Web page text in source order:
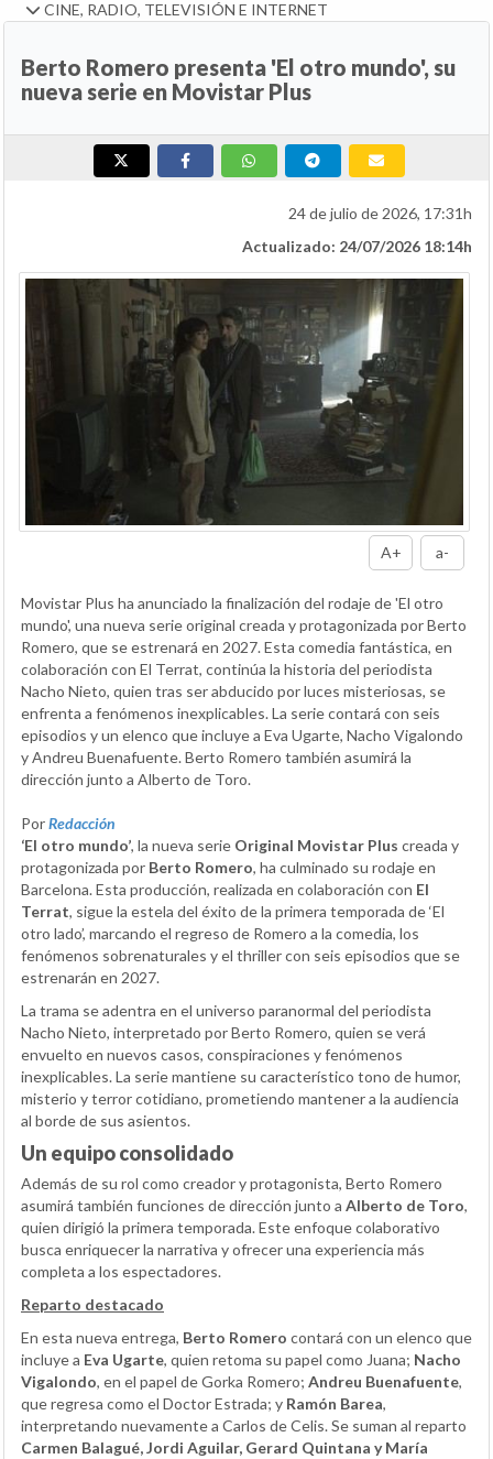
CINE, RADIO, TELEVISIÓN E INTERNET
Berto Romero presenta 'El otro mundo', su
nueva serie en Movistar Plus
24 de julio de 2026, 17:31h
Actualizado: 24/07/2026 18:14h
A+ a-
Movistar Plus ha anunciado la finalización del rodaje de 'El otro
mundo', una nueva serie original creada y protagonizada por Berto
Romero, que se estrenará en 2027. Esta comedia fantástica, en
colaboración con El Terrat, continúa la historia del periodista
Nacho Nieto, quien tras ser abducido por luces misteriosas, se
enfrenta a fenómenos inexplicables. La serie contará con seis
episodios y un elenco que incluye a Eva Ugarte, Nacho Vigalondo
y Andreu Buenafuente. Berto Romero también asumirá la
dirección junto a Alberto de Toro.
PorRedacción
‘El otro mundo’, la nueva serie Original Movistar Plus creada y
protagonizada por Berto Romero, ha culminado su rodaje en
Barcelona. Esta producción, realizada en colaboración con El
Terrat, sigue la estela del éxito de la primera temporada de ‘El
otro lado’, marcando el regreso de Romero a la comedia, los
fenómenos sobrenaturales y el thriller con seis episodios que se
estrenarán en 2027.
La trama se adentra en el universo paranormal del periodista
Nacho Nieto, interpretado por Berto Romero, quien se verá
envuelto en nuevos casos, conspiraciones y fenómenos
inexplicables. La serie mantiene su característico tono de humor,
misterio y terror cotidiano, prometiendo mantener a la audiencia
al borde de sus asientos.
Un equipo consolidado
Además de su rol como creador y protagonista, Berto Romero
asumirá también funciones de dirección junto a Alberto de Toro,
quien dirigió la primera temporada. Este enfoque colaborativo
busca enriquecer la narrativa y ofrecer una experiencia más
completa a los espectadores.
Reparto destacado
En esta nueva entrega, Berto Romero contará con un elenco que
incluye a Eva Ugarte, quien retoma su papel como Juana; Nacho
Vigalondo, en el papel de Gorka Romero; Andreu Buenafuente,
que regresa como el Doctor Estrada; y Ramón Barea,
interpretando nuevamente a Carlos de Celis. Se suman al reparto
Carmen Balagué, Jordi Aguilar, Gerard Quintana y María